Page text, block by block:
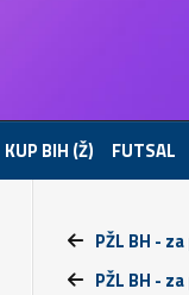
KUP BIH (Ž) FUTSAL
PŽL BH -
PŽL BH -